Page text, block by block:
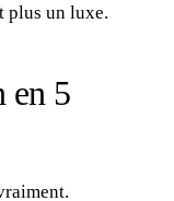
plus un luxe.
en 5